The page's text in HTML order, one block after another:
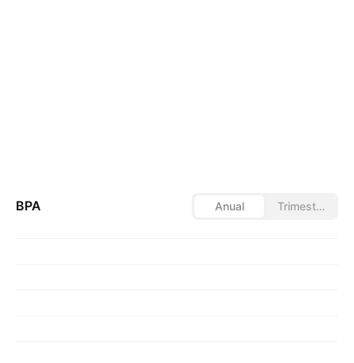
BPA Anual Trimestral